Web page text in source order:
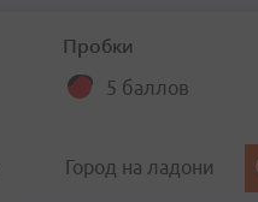
Пробки
5 баллов
Город на ладони